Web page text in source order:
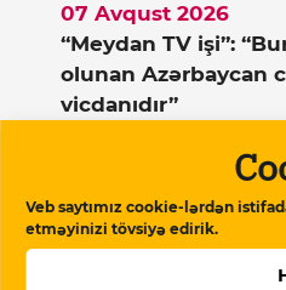
Veb saytımız cookie-lərdən
etməyinizi tövsiyə edirik.
“Meydan TV işi”:
olunan Azərbaycan
vicdanıdır”
07 Avqust 2026
Beynəlxalq Valyuta
“Azərbaycan ərzaq
Rusiyadan yüksək